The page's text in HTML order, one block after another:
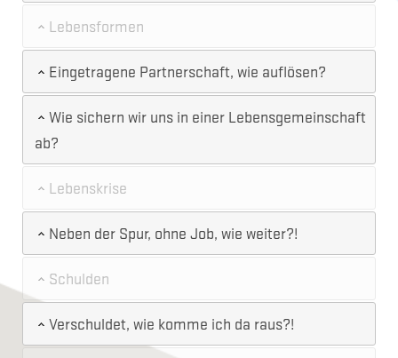
Lebensformen
Eingetragene Partnerschaft, wie auflösen?
Wie sichern wir uns in einer Lebensgemeinschaft
ab?
Lebenskrise
Neben der Spur, ohne Job, wie weiter?!
Schulden
Verschuldet, wie komme ich da raus?!